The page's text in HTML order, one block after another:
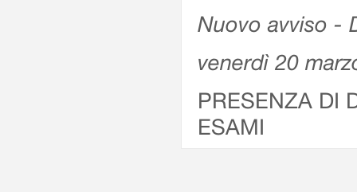
Nuovo avviso -
venerdì 20
PRESENZA DI
ESAMI